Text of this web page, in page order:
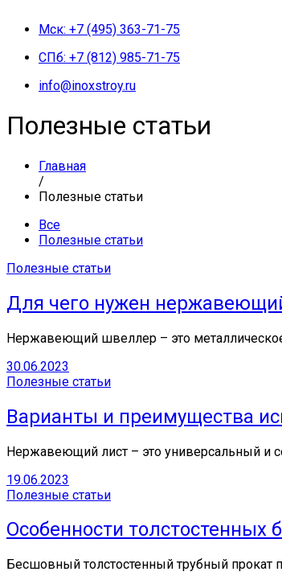
Мск: +7 (495) 363-71-75
СПб: +7 (812) 985-71-75
info@inoxstroy.ru
Полезные статьи
Главная
/
Полезные статьи
Все
Полезные статьи
Полезные статьи
Для чего нужен
Нержавеющий швеллер – это металлическое
30.06.2023
Полезные статьи
Варианты и преимущества
Нержавеющий лист – это универсальный и
19.06.2023
Полезные статьи
Особенности толстостенных
Бесшовный толстостенный трубный прокат